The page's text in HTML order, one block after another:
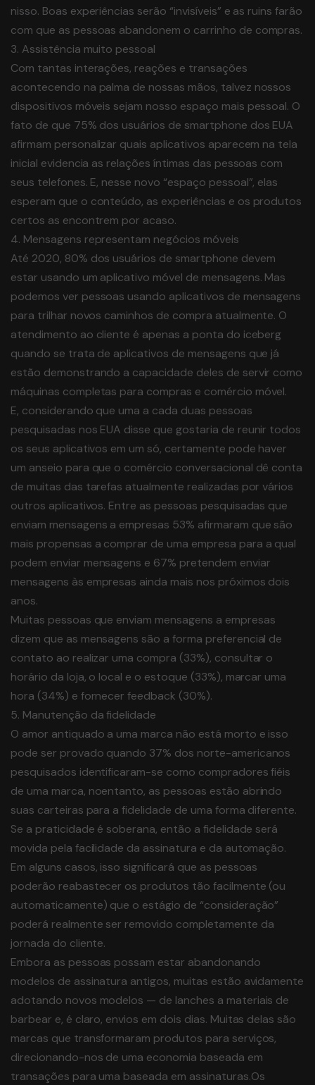
nisso. Boas experiências serão “invisíveis” e as ruins farão
com que as pessoas abandonem o carrinho de compras.
3. Assistência muito pessoal
Com tantas interações, reações e transações
acontecendo na palma de nossas mãos, talvez nossos
dispositivos móveis sejam nosso espaço mais pessoal. O
fato de que 75% dos usuários de smartphone dos EUA
afirmam personalizar quais aplicativos aparecem na tela
inicial evidencia as relações íntimas das pessoas com
seus telefones. E, nesse novo “espaço pessoal”, elas
esperam que o conteúdo, as experiências e os produtos
certos as encontrem por acaso.
4. Mensagens representam negócios móveis
Até 2020, 80% dos usuários de smartphone devem
estar usando um aplicativo móvel de mensagens. Mas
podemos ver pessoas usando aplicativos de mensagens
para trilhar novos caminhos de compra atualmente. O
atendimento ao cliente é apenas a ponta do iceberg
quando se trata de aplicativos de mensagens que já
estão demonstrando a capacidade deles de servir como
máquinas completas para compras e comércio móvel.
E, considerando que uma a cada duas pessoas
pesquisadas nos EUA disse que gostaria de reunir todos
os seus aplicativos em um só, certamente pode haver
um anseio para que o comércio conversacional dê conta
de muitas das tarefas atualmente realizadas por vários
outros aplicativos. Entre as pessoas pesquisadas que
enviam mensagens a empresas 53% afirmaram que são
mais propensas a comprar de uma empresa para a qual
podem enviar mensagens e 67% pretendem enviar
mensagens às empresas ainda mais nos próximos dois
anos.
Muitas pessoas que enviam mensagens a empresas
dizem que as mensagens são a forma preferencial de
contato ao realizar uma compra (33%), consultar o
horário da loja, o local e o estoque (33%), marcar uma
hora (34%) e fornecer feedback (30%).
5. Manutenção da fidelidade
O amor antiquado a uma marca não está morto e isso
pode ser provado quando 37% dos norte-americanos
pesquisados identificaram-se como compradores fiéis
de uma marca, noentanto, as pessoas estão abrindo
suas carteiras para a fidelidade de uma forma diferente.
Se a praticidade é soberana, então a fidelidade será
movida pela facilidade da assinatura e da automação.
Em alguns casos, isso significará que as pessoas
poderão reabastecer os produtos tão facilmente (ou
automaticamente) que o estágio de “consideração”
poderá realmente ser removido completamente da
jornada do cliente.
Embora as pessoas possam estar abandonando
modelos de assinatura antigos, muitas estão avidamente
adotando novos modelos — de lanches a materiais de
barbear e, é claro, envios em dois dias. Muitas delas são
marcas que transformaram produtos para serviços,
direcionando-nos de uma economia baseada em
transações para uma baseada em assinaturas.Os